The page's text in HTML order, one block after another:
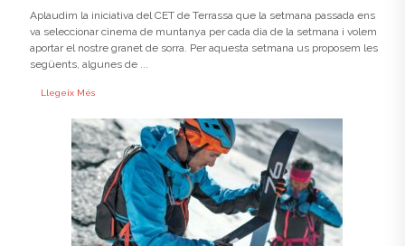
Aplaudim la iniciativa del CET de Terrassa que la setmana passada ens
va seleccionar cinema de muntanya per cada dia de la setmana i volem
aportar el nostre granet de sorra. Per aquesta setmana us proposem les
següents, algunes de ...
Llegeix Més